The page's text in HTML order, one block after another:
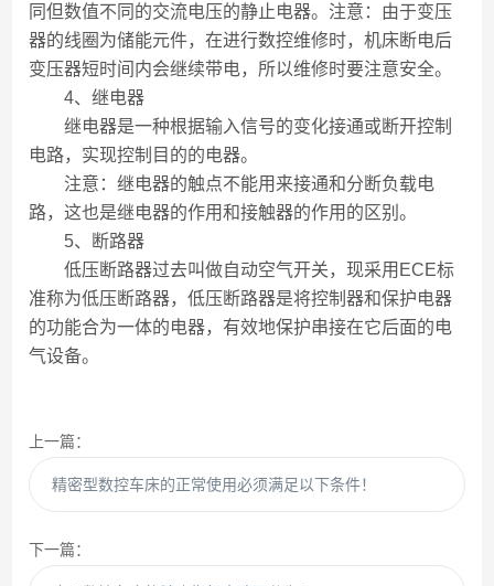
同但数值不同的交流电压的静止电器。注意：由于变压
器的线圈为储能元件，在进行数控维修时，机床断电后
变压器短时间内会继续带电，所以维修时要注意安全。
4、继电器
继电器是一种根据输入信号的变化接通或断开控制
电路，实现控制目的的电器。
注意：继电器的触点不能用来接通和分断负载电
路，这也是继电器的作用和接触器的作用的区别。
5、断路器
低压断路器过去叫做自动空气开关，现采用ECE标
准称为低压断路器，低压断路器是将控制器和保护电器
的功能合为一体的电器，有效地保护串接在它后面的电
气设备。
上一篇：
精密型数控车床的正常使用必须满足以下条件！
下一篇：